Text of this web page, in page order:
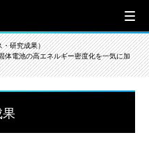
・研究成果）
電池の高エネルギー密度化を一気に加